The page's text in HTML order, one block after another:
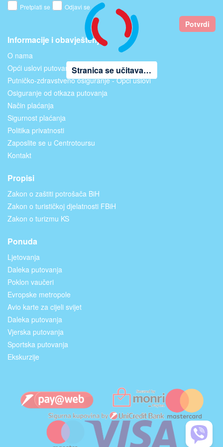
Pretplati se Odjavi se
Potvrdi
Informacije i obavještenja
O nama
Opći uslovi putovanja
Putničko-zdravstveno osiguranje - Opći uslovi
Osiguranje od otkaza putovanja
Način plaćanja
Sigurnost plaćanja
Politika privatnosti
Zaposlite se u Centrotoursu
Kontakt
Propisi
Zakon o zaštiti potrošača BiH
Zakon o turističkoj djelatnosti FBiH
Zakon o turizmu KS
Ponuda
Ljetovanja
Daleka putovanja
Poklon vaučeri
Evropske metropole
Avio karte za cijeli svijet
Daleka putovanja
Vjerska putovanja
Sportska putovanja
Ekskurzije
Stranica se učitava…